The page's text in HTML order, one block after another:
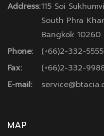
Address:115 Soi
South Phra
Bangkok 10260
Phone:
(+66)2-332-
Fax:
(+66)2-332-
E-mail:
MAP